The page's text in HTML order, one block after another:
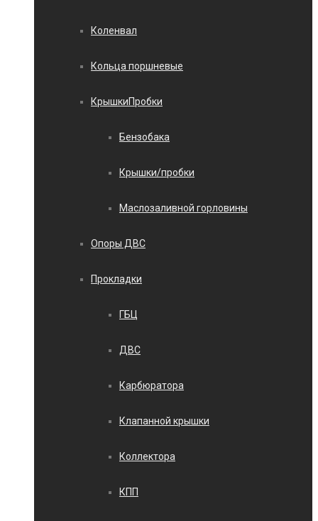
Коленвал
Кольца поршневые
КрышкиПробки
Бензобака
Крышки/пробки
Маслозаливной горловины
Опоры ДВС
Прокладки
ГБЦ
ДВС
Карбюратора
Клапанной крышки
Коллектора
КПП